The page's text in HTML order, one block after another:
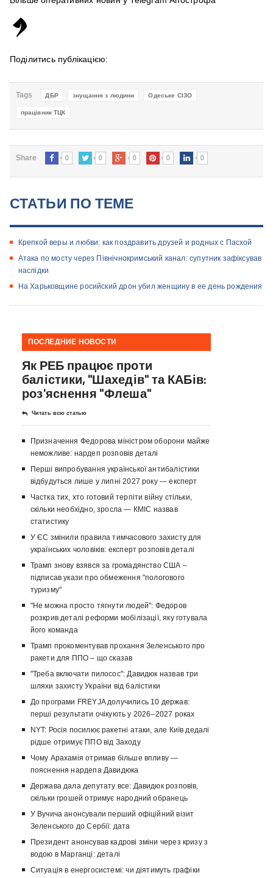
Поділитись публікацією:
Tags ДБР знущання з людини Одеське СІЗО
працівник ТЦК
Share 0 0 0 0 0
СТАТЬИ ПО ТЕМЕ
Крепкой веры и любви: как поздравить друзей и родных с Пасхой
Атака по мосту через Північнокримський канал: супутник зафіксував
наслідки
На Харьковщине росийский дрон убил женщину в ее день рождения
ПОСЛЕДНИЕ НОВОСТИ
Як РЕБ працює проти
балістики, "Шахедів" та КАБів:
роз'яснення "Флеша"
Читать всю статью
Призначення Федорова міністром оборони майже
неможливе: нардеп розповів деталі
Перші випробування української антибалістики
відбудуться лише у липні 2027 року — експерт
Частка тих, хто готовий терпіти війну стільки,
скільки необхідно, зросла — КМІС назвав
статистику
У ЄС змінили правила тимчасового захисту для
українських чоловіків: експерт розповів деталі
Трамп знову взявся за громадянство США –
підписав укази про обмеження "пологового
туризму"
"Не можна просто тягнути людей": Федоров
розкрив деталі реформи мобілізації, яку готувала
його команда
Трамп прокоментував прохання Зеленського про
ракети для ППО – що сказав
"Треба включати пилосос": Давидюк назвав три
шляхи захисту України від балістики
До програми FREYJA долучились 10 держав:
перші результати очікують у 2026–2027 роках
NYT: Росія посилює ракетні атаки, але Київ дедалі
рідше отримує ППО від Заходу
Чому Арахамія отримав більше впливу —
пояснення нардепа Давидюка
Держава дала депутату все: Давидюк розповів,
скільки грошей отримує народний обранець
У Вучича анонсували перший офіційний візит
Зеленського до Сербії: дата
Президент анонсував кадрові зміни через кризу з
водою в Марганці: деталі
Ситуація в енергосистемі: чи діятимуть графіки